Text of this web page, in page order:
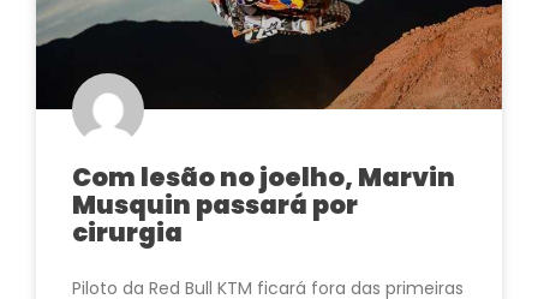
Com lesão no joelho, Marvin
Musquin passará por
cirurgia
Piloto da Red Bull KTM ficará fora das primeiras